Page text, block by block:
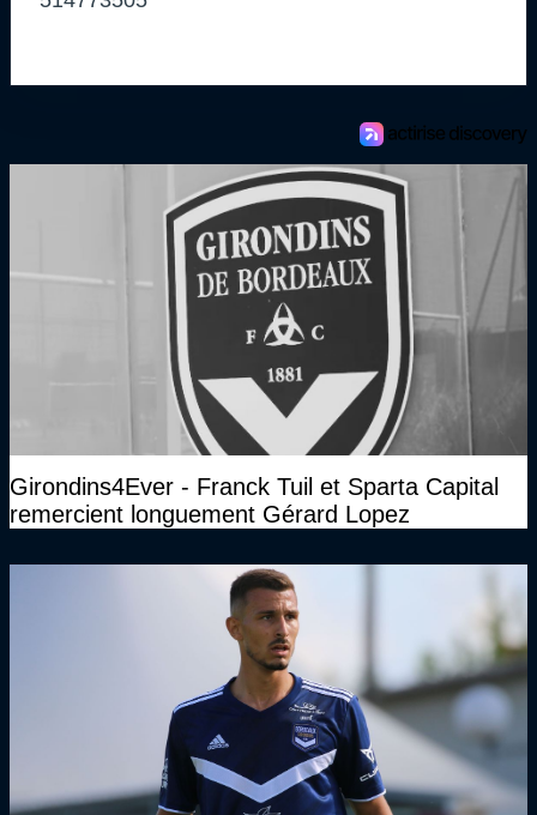
Girondins4Ever - Franck Tuil et Sparta Capital
remercient longuement Gérard Lopez